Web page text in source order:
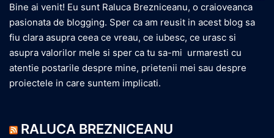
Bine ai venit! Eu sunt Raluca Brezniceanu, o craioveanca
pasionata de blogging. Sper ca am reusit in acest blog sa
fiu clara asupra ceea ce vreau, ce iubesc, ce urasc si
asupra valorilor mele si sper ca tu sa-mi urmaresti cu
atentie postarile despre mine, prietenii mei sau despre
proiectele in care suntem implicati.
RALUCA BREZNICEANU